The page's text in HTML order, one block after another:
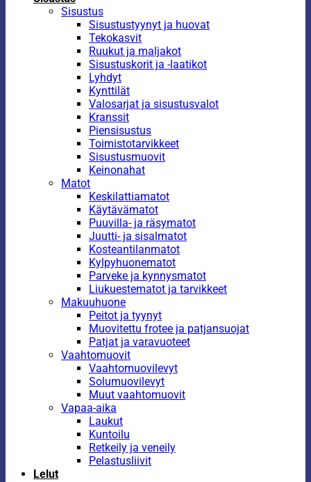
Sisustus
Sisustustyynyt ja huovat
Tekokasvit
Ruukut ja maljakot
Sisustuskorit ja -laatikot
Lyhdyt
Kynttilät
Valosarjat ja sisustusvalot
Kranssit
Piensisustus
Toimistotarvikkeet
Sisustusmuovit
Keinonahat
Matot
Keskilattiamatot
Käytävämatot
Puuvilla- ja räsymatot
Juutti- ja sisalmatot
Kosteantilanmatot
Kylpyhuonematot
Parveke ja kynnysmatot
Liukuestematot ja tarvikkeet
Makuuhuone
Peitot ja tyynyt
Muovitettu frotee ja patjansuojat
Patjat ja varavuoteet
Vaahtomuovit
Vaahtomuovilevyt
Solumuovilevyt
Muut vaahtomuovit
Vapaa-aika
Laukut
Kuntoilu
Retkeily ja veneily
Pelastusliivit
Lelut